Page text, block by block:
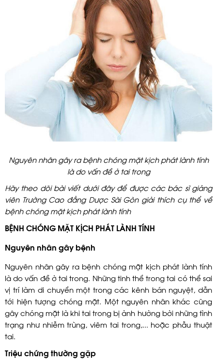
Nguyên nhân gây ra bệnh chóng mặt kịch phát lành tính
là do vấn đề ở tai trong
Hãy theo dõi bài viết dưới đây để được các bác sĩ giảng
viên Trường Cao đẳng Dược Sài Gòn giải thích cụ thể về
bệnh chóng mặt kịch phát lành tính
BỆNH CHÓNG MẶT KỊCH PHÁT LÀNH TÍNH
Nguyên nhân gây bệnh
Nguyên nhân gây ra bệnh chóng mặt kịch phát lành tính
là do vấn đề ở tai trong. Những tinh thể trong tai có thể sai
vị trí làm di chuyển một trong các kênh bán nguyệt, dẫn
tới hiện tượng chóng mặt. Một nguyên nhân khác cũng
gây chóng mặt là khi tai trong bị ảnh hưởng bởi những tình
trạng như nhiễm trùng, viêm tai trong,... hoặc phẫu thuật
tai.
Triệu chứng thường gặp